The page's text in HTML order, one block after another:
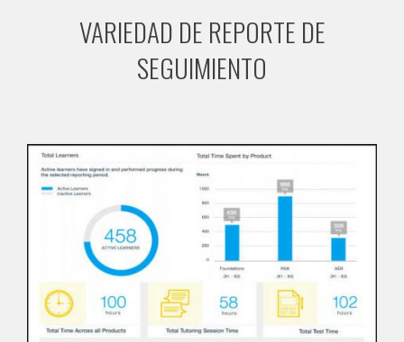
VARIEDAD DE REPORTE DE
SEGUIMIENTO